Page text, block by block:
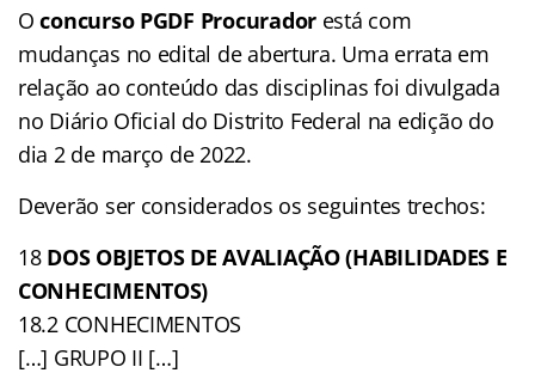
Oconcurso PGDF Procurador está com
mudanças no edital de abertura. Uma errata em
relação ao conteúdo das disciplinas foi divulgada
no Diário Oficial do Distrito Federal na edição do
dia 2 de março de 2022.
Deverão ser considerados os seguintes trechos:
18 DOS OBJETOS DE AVALIAÇÃO (HABILIDADES E
CONHECIMENTOS)
18.2 CONHECIMENTOS
[…] GRUPO II […]